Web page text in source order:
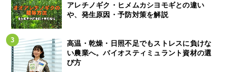
アレチノギク・ヒメムカシヨモギとの違い
や、発生原因・予防対策を解説
高温・乾燥・日照不足でもストレスに負けな
い農業へ。バイオスティミュラント資材の選
び方